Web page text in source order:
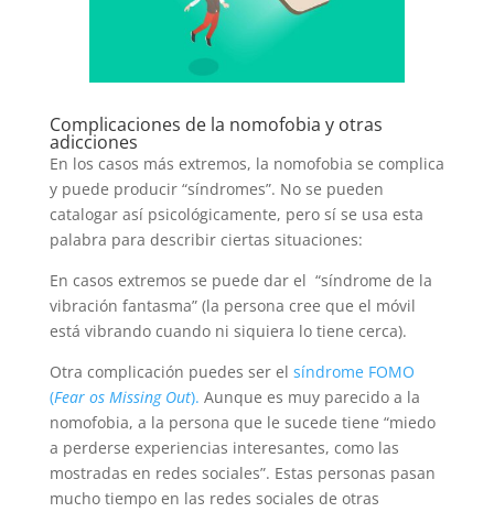
Complicaciones de la nomofobia y otras
adicciones
En los casos más extremos, la nomofobia se complica
y puede producir “síndromes”. No se pueden
catalogar así psicológicamente, pero sí se usa esta
palabra para describir ciertas situaciones:
En casos extremos se puede dar el “síndrome de la
vibración fantasma” (la persona cree que el móvil
está vibrando cuando ni siquiera lo tiene cerca).
Otra complicación puedes ser el síndrome FOMO
(Fear os Missing Out). Aunque es muy parecido a la
nomofobia, a la persona que le sucede tiene “miedo
a perderse experiencias interesantes, como las
mostradas en redes sociales”. Estas personas pasan
mucho tiempo en las redes sociales de otras